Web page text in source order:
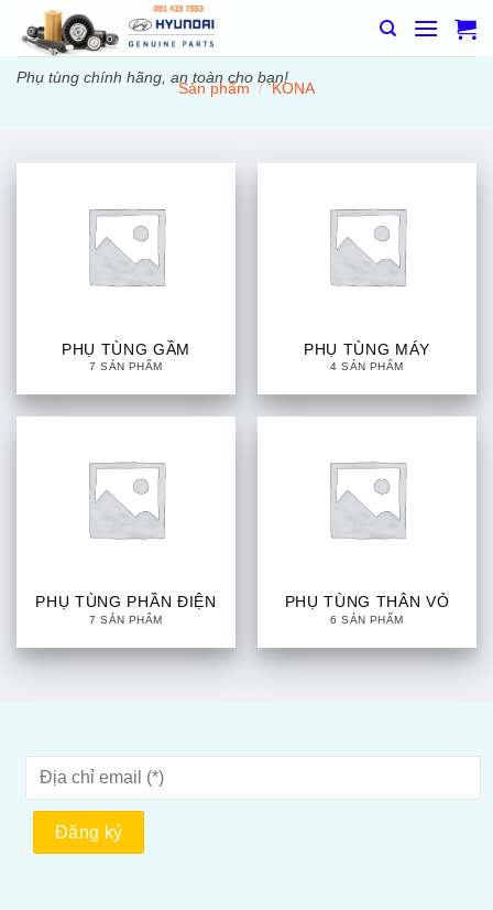
qua
nội
Phụ tùng chính hãng, an toàn cho bạn!
Sản phẩm / KONA
PHỤ TÙNG GẦM
7 SẢN PHẨM
PHỤ TÙNG MÁY
4 SẢN PHẨM
PHỤ TÙNG PHẦN ĐIỆN
7 SẢN PHẨM
PHỤ TÙNG THÂN VỎ
6 SẢN PHẨM